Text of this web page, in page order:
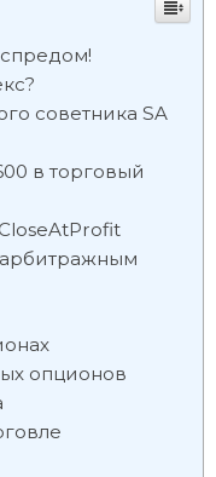
советника SA
в торговый
опционов